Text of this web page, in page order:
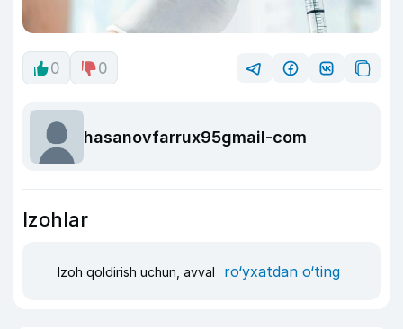
0 0
hasanovfarrux95gmail-com
Izohlar
Izoh qoldirish uchun, avval ro‘yxatdan o‘ting